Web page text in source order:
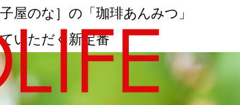
屋のな］の「珈琲あんみつ」
いただく新定番